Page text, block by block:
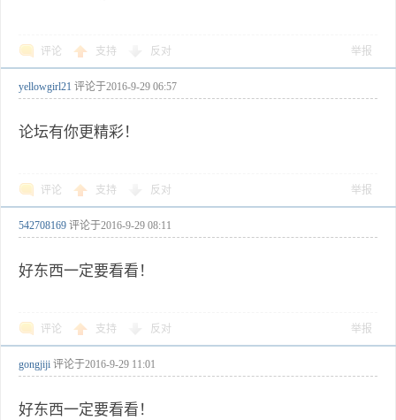
评论 支持 反对 举报
yellowgirl21 评论于2016-9-29 06:57
论坛有你更精彩！
评论 支持 反对 举报
542708169 评论于2016-9-29 08:11
好东西一定要看看！
评论 支持 反对 举报
gongjiji 评论于2016-9-29 11:01
好东西一定要看看！